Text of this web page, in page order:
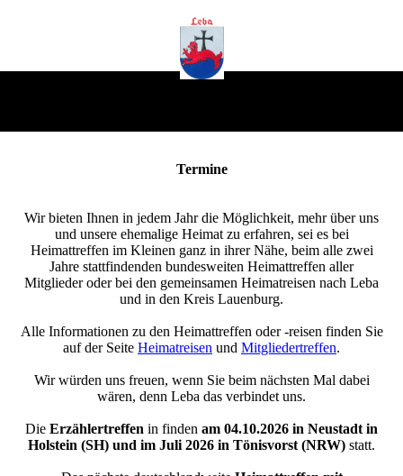
Termine
Wir bieten Ihnen in jedem Jahr die Möglichkeit, mehr über uns
und unsere ehemalige Heimat zu erfahren, sei es bei
Heimattreffen im Kleinen ganz in ihrer Nähe, beim alle zwei
Jahre stattfindenden bundesweiten Heimattreffen aller
Mitglieder oder bei den gemeinsamen Heimatreisen nach Leba
und in den Kreis Lauenburg.
Alle Informationen zu den Heimattreffen oder -reisen finden Sie
auf der Seite Heimatreisen und Mitgliedertreffen.
Wir würden uns freuen, wenn Sie beim nächsten Mal dabei
wären, denn Leba das verbindet uns.
Die Erzählertreffen in finden am 04.10.2026 in Neustadt in
Holstein (SH) und im Juli 2026 in Tönisvorst (NRW) statt.